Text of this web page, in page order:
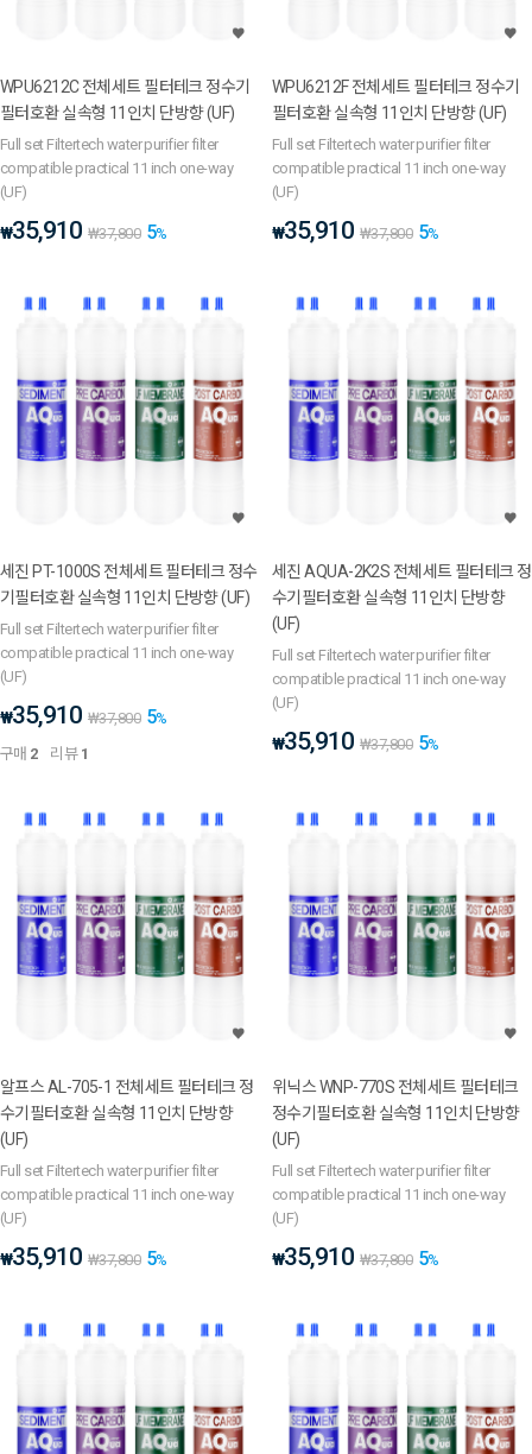
WPU6212C 전체세트 필터테크 정수기
필터호환 실속형 11인치 단방향 (UF)
Full set Filtertech water purifier filter
compatible practical 11 inch one-way
(UF)
₩35,910 ₩37,800 5%
WPU6212F 전체세트 필터테크 정수기
필터호환 실속형 11인치 단방향 (UF)
Full set Filtertech water purifier filter
compatible practical 11 inch one-way
(UF)
₩35,910 ₩37,800 5%
세진 PT-1000S 전체세트 필터테크 정수
기필터호환 실속형 11인치 단방향 (UF)
Full set Filtertech water purifier filter
compatible practical 11 inch one-way
(UF)
₩35,910 ₩37,800 5%
구매 2 리뷰 1
세진 AQUA-2K2S 전체세트 필터테크 정
수기필터호환 실속형 11인치 단방향
(UF)
Full set Filtertech water purifier filter
compatible practical 11 inch one-way
(UF)
₩35,910 ₩37,800 5%
알프스 AL-705-1 전체세트 필터테크 정
수기필터호환 실속형 11인치 단방향
(UF)
Full set Filtertech water purifier filter
compatible practical 11 inch one-way
(UF)
₩35,910 ₩37,800 5%
위닉스 WNP-770S 전체세트 필터테크
정수기필터호환 실속형 11인치 단방향
(UF)
Full set Filtertech water purifier filter
compatible practical 11 inch one-way
(UF)
₩35,910 ₩37,800 5%